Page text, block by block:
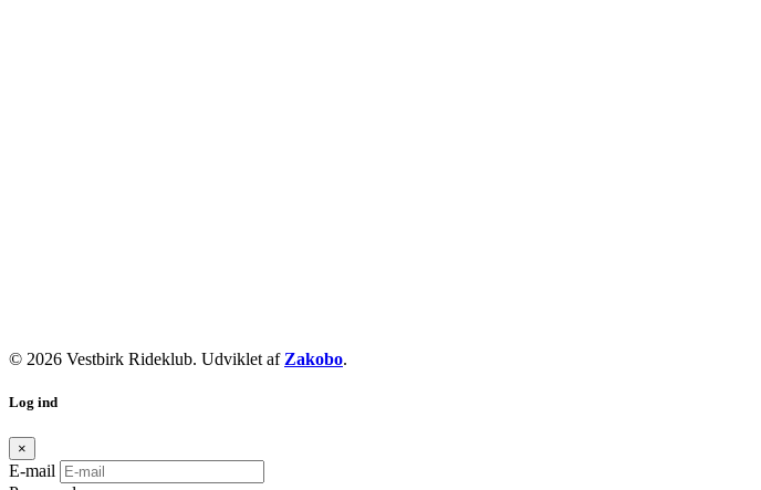
© 2026 Vestbirk Rideklub. Udviklet af Zakobo.
Log ind
×
E-mail